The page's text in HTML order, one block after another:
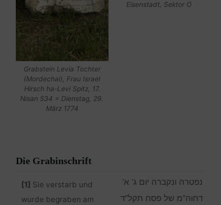
Grabstein Levia Tochter
(Mordechai), Frau Israel
Hirsch ha-Levi Spitz, 17.
Nisan 534 = Dienstag, 29.
März 1774
Eisenstadt, Sektor O
Die Grabinschrift
[1] Sie verstarb und
wurde begraben am
נפטרה ונקברה יום ג’ א’
דחוה”מ של פסח תקל”ד